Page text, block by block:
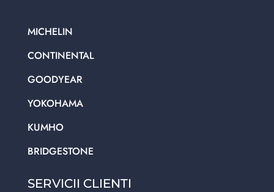
MICHELIN
CONTINENTAL
GOODYEAR
YOKOHAMA
KUMHO
BRIDGESTONE
SERVICII CLIENTI